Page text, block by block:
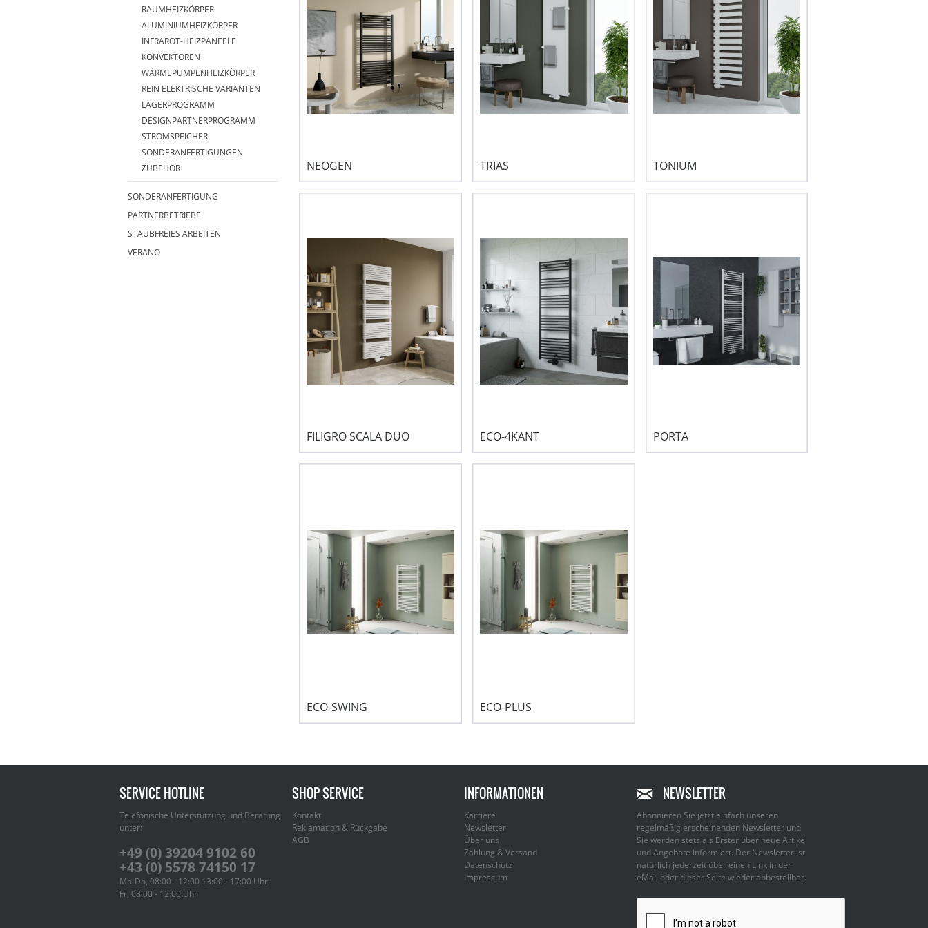
RAUMHEIZKÖRPER
ALUMINIUMHEIZKÖRPER
INFRAROT-HEIZPANEELE
KONVEKTOREN
WÄRMEPUMPENHEIZKÖRPER
REIN ELEKTRISCHE VARIANTEN
LAGERPROGRAMM
DESIGNPARTNERPROGRAMM
STROMSPEICHER
SONDERANFERTIGUNGEN
ZUBEHÖR
SONDERANFERTIGUNG
PARTNERBETRIEBE
STAUBFREIES ARBEITEN
VERANO
NEOGEN TRIAS TONIUM
FILIGRO SCALA DUO ECO-4KANT PORTA
ECO-SWING ECO-PLUS
SERVICE HOTLINE
Telefonische Unterstützung und Beratung
unter:
+49 (0) 39204 9102 60
+43 (0) 5578 74150 17
Mo-Do, 08:00 - 12:00 13:00 - 17:00 Uhr
Fr, 08:00 - 12:00 Uhr
SHOP SERVICE
Kontakt
Reklamation & Rückgabe
AGB
INFORMATIONEN
Karriere
Newsletter
Über uns
Zahlung & Versand
Datenschutz
Impressum
NEWSLETTER
Abonnieren Sie jetzt einfach unseren
regelmäßig erscheinenden Newsletter und
Sie werden stets als Erster über neue Artikel
und Angebote informiert. Der Newsletter ist
natürlich jederzeit über einen Link in der
eMail oder dieser Seite wieder abbestellbar.